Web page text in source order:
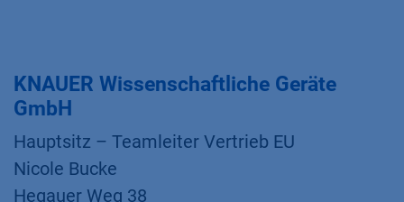
KNAUER Wissenschaftliche Geräte
GmbH
Hauptsitz – Teamleiter Vertrieb EU
Nicole Bucke
Hegauer Weg 38